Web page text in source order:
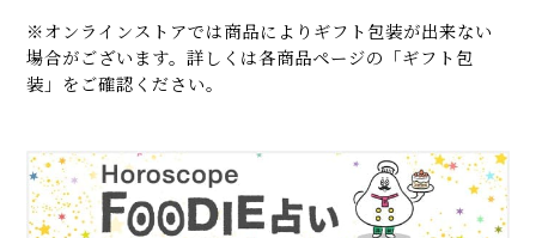
※オンラインストアでは商品によりギフト包装が出来ない
場合がございます。詳しくは各商品ページの「ギフト包
装」をご確認ください。